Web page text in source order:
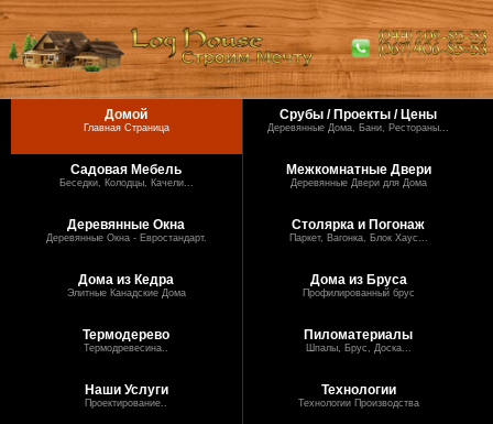
Домой
Главная Страница
Срубы / Проекты / Цены
Деревянные Дома, Бани, Рестораны...
Садовая Мебель
Беседки, Колодцы, Качели...
Межкомнатные Двери
Деревянные Двери для Дома
Деревянные Окна
Деревянные Окна - Евростандарт.
Столярка и Погонаж
Паркет, Вагонка, Блок Хаус...
Дома из Кедра
Элитные Канадские Дома
Дома из Бруса
Профилированный брус
Термодерево
Термодревесина..
Пиломатериалы
Шпалы, Брус, Доска...
Наши Услуги
Проектирование..
Технологии
Технологии Производства